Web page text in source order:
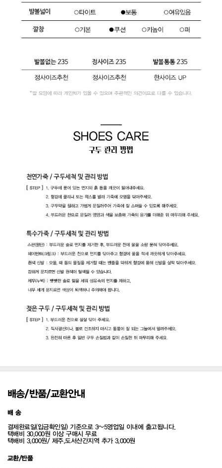
배송/반품/교환안내
배 송
결제완료일(입금확인일) 기준으로 3~5영업일 이내에 출고됩니다.
택배비 30,000원 이상 구매시 무료
택배비 3,000원/ 제주,도서산간지역 추가 3,000원
교환/반품